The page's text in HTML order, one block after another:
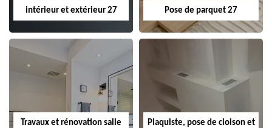
intérieur et extérieur 27
Pose de parquet 27
Travaux et rénovation salle
Plaquiste, pose de cloison et